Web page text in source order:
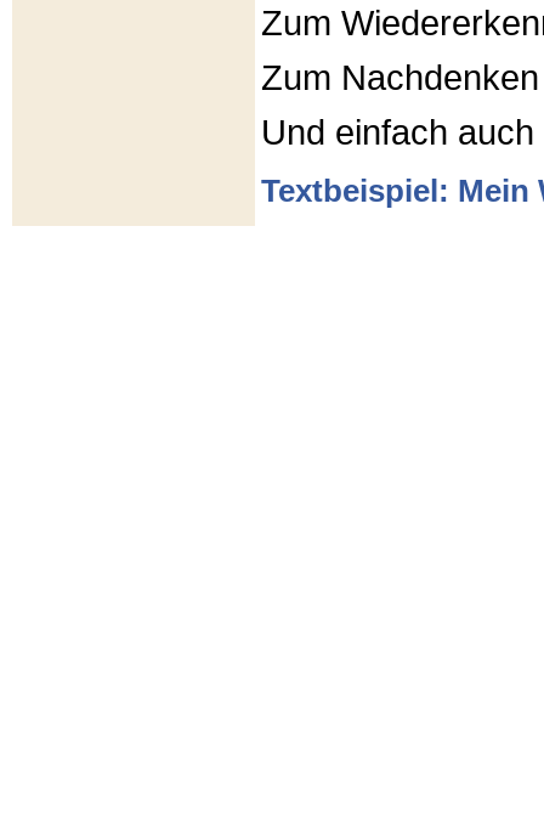
Zum
Zum Nachdenken
Und einfach
Textbeispiel: Mein